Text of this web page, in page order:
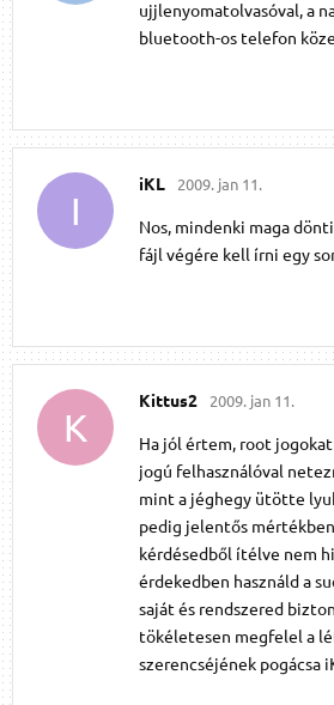
ujjlenyomatolvasóval, a
bluetooth-os telefon
I
iKL 2009. jan 11.
Nos, mindenki maga
fájl végére kell írni egy
K
Kittus2 2009. jan 11.
Ha jól értem, root
jogú felhasználóval
mint a jéghegy ütötte
pedig jelentős
kérdésedből ítélve nem
érdekedben használd a
saját és rendszered
tökéletesen megfelel a
szerencséjének pogácsa